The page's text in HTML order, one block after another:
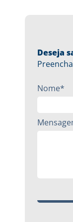
Deseja
Nome*